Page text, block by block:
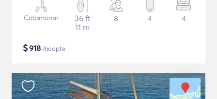
Catamaran
36 ft
11 m
8 4 4
$918 /noapte